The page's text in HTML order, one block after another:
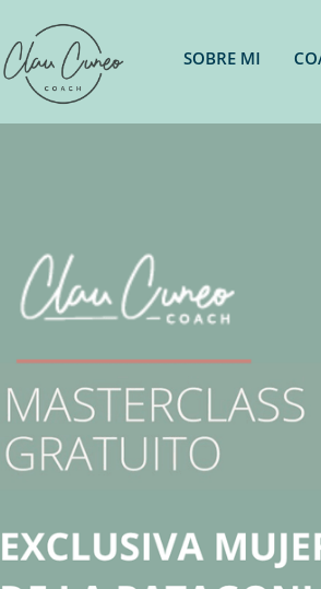
SOBRE MI